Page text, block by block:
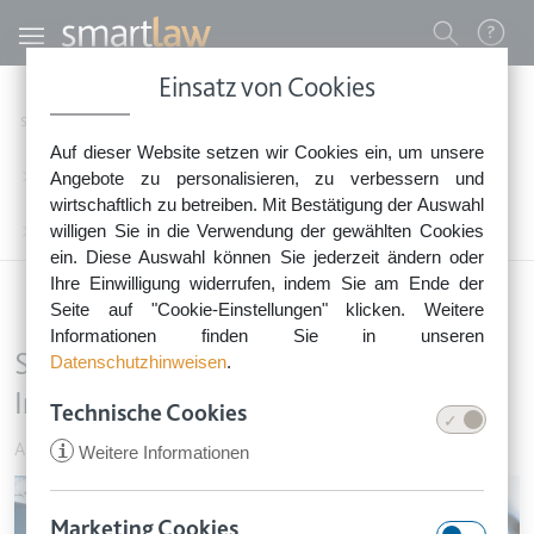
Einsatz von Cookies
Auf dieser Website setzen wir Cookies ein, um unsere
Angebote zu personalisieren, zu verbessern und
wirtschaftlich zu betreiben. Mit Bestätigung der Auswahl
willigen Sie in die Verwendung der gewählten Cookies
ein. Diese Auswahl können Sie jederzeit ändern oder
Ihre Einwilligung widerrufen, indem Sie am Ende der
Seite auf "Cookie-Einstellungen" klicken. Weitere
Informationen finden Sie in unseren
Datenschutzhinweisen.
Technische Cookies
i Weitere Informationen
Direkt zum Inhalt
0800 - 268 4 268 (kostenfrei)
Sie erreichen unser Service-Team:
Montag bis Freitag: 8-18 Uhr
Keine Rechtsberatung.
Benutzermenü
Startseite
Arbeitsvertrag & Einstellung
Stellenanzeige: »Digital Native« ein Indiz für Altersdiskriminierung
Stellenanzeige: »Digital Native« ein
Indiz für Altersdiskriminierung
Arbeitsvertrag & Einstellung •
Image